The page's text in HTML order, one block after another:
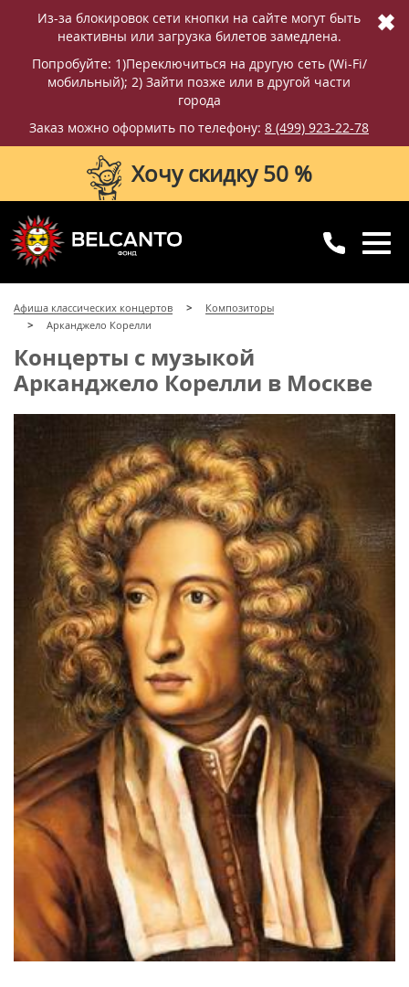
Из-за блокировок сети кнопки на сайте могут быть
неактивны или загрузка билетов замедлена.
Попробуйте: 1)Переключиться на другую сеть (Wi-Fi/
мобильный); 2) Зайти позже или в другой части
города
Заказ можно оформить по телефону: 8 (499) 923-22-78
✖
Хочу скидку 50 %
8 (499) 923-22-78
с 10:00 до 20:00
Афиша классических концертов
Композиторы
Арканджело Корелли
Концерты с музыкой
Арканджело Корелли в Москве